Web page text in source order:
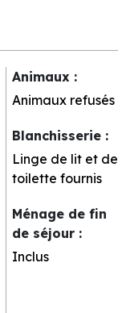
Animaux :
Animaux refusés
Blanchisserie :
Linge de lit et de
toilette fournis
Ménage de fin
de séjour :
Inclus